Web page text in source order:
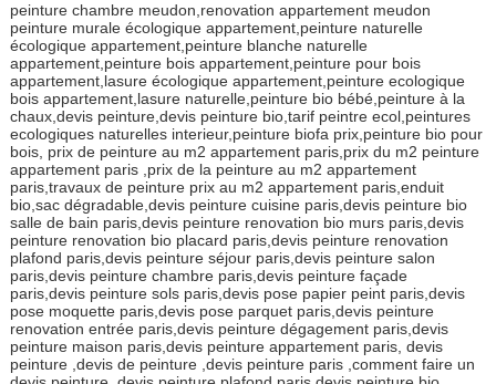
peinture chambre meudon,renovation appartement meudon
peinture murale écologique appartement,peinture naturelle
écologique appartement,peinture blanche naturelle
appartement,peinture bois appartement,peinture pour bois
appartement,lasure écologique appartement,peinture ecologique
bois appartement,lasure naturelle,peinture bio bébé,peinture à la
chaux,devis peinture,devis peinture bio,tarif peintre ecol,peintures
ecologiques naturelles interieur,peinture biofa prix,peinture bio pour
bois, prix de peinture au m2 appartement paris,prix du m2 peinture
appartement paris ,prix de la peinture au m2 appartement
paris,travaux de peinture prix au m2 appartement paris,enduit
bio,sac dégradable,devis peinture cuisine paris,devis peinture bio
salle de bain paris,devis peinture renovation bio murs paris,devis
peinture renovation bio placard paris,devis peinture renovation
plafond paris,devis peinture séjour paris,devis peinture salon
paris,devis peinture chambre paris,devis peinture façade
paris,devis peinture sols paris,devis pose papier peint paris,devis
pose moquette paris,devis pose parquet paris,devis peinture
renovation entrée paris,devis peinture dégagement paris,devis
peinture maison paris,devis peinture appartement paris, devis
peinture ,devis de peinture ,devis peinture paris ,comment faire un